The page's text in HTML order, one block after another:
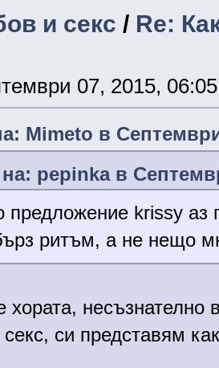
и секс / Re:
07, 2015,
Mimeto в
pepinka в
предложение krissy аз
ритъм, а не нещо
хората, несъзнателно
секс, си представям